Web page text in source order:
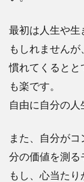
最初は人生や
もしれませんが、
慣れてくるとと
も楽です。
自由に自分の人
また、自分が
分の価値を測る
もし、心当たり